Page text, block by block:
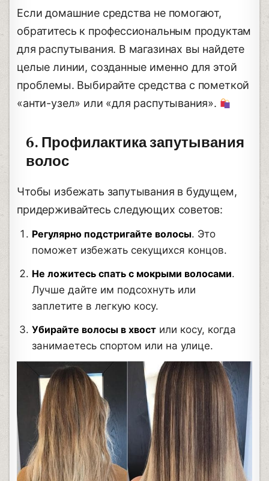
Если домашние средства не помогают,
обратитесь к профессиональным продуктам
для распутывания. В магазинах вы найдете
целые линии, созданные именно для этой
проблемы. Выбирайте средства с пометкой
«анти-узел» или «для распутывания».
6. Профилактика запутывания
волос
Чтобы избежать запутывания в будущем,
придерживайтесь следующих советов:
Регулярно подстригайте волосы. Это
поможет избежать секущихся концов.
Не ложитесь спать с мокрыми волосами.
Лучше дайте им подсохнуть или
заплетите в легкую косу.
Убирайте волосы в хвост или косу, когда
занимаетесь спортом или на улице.